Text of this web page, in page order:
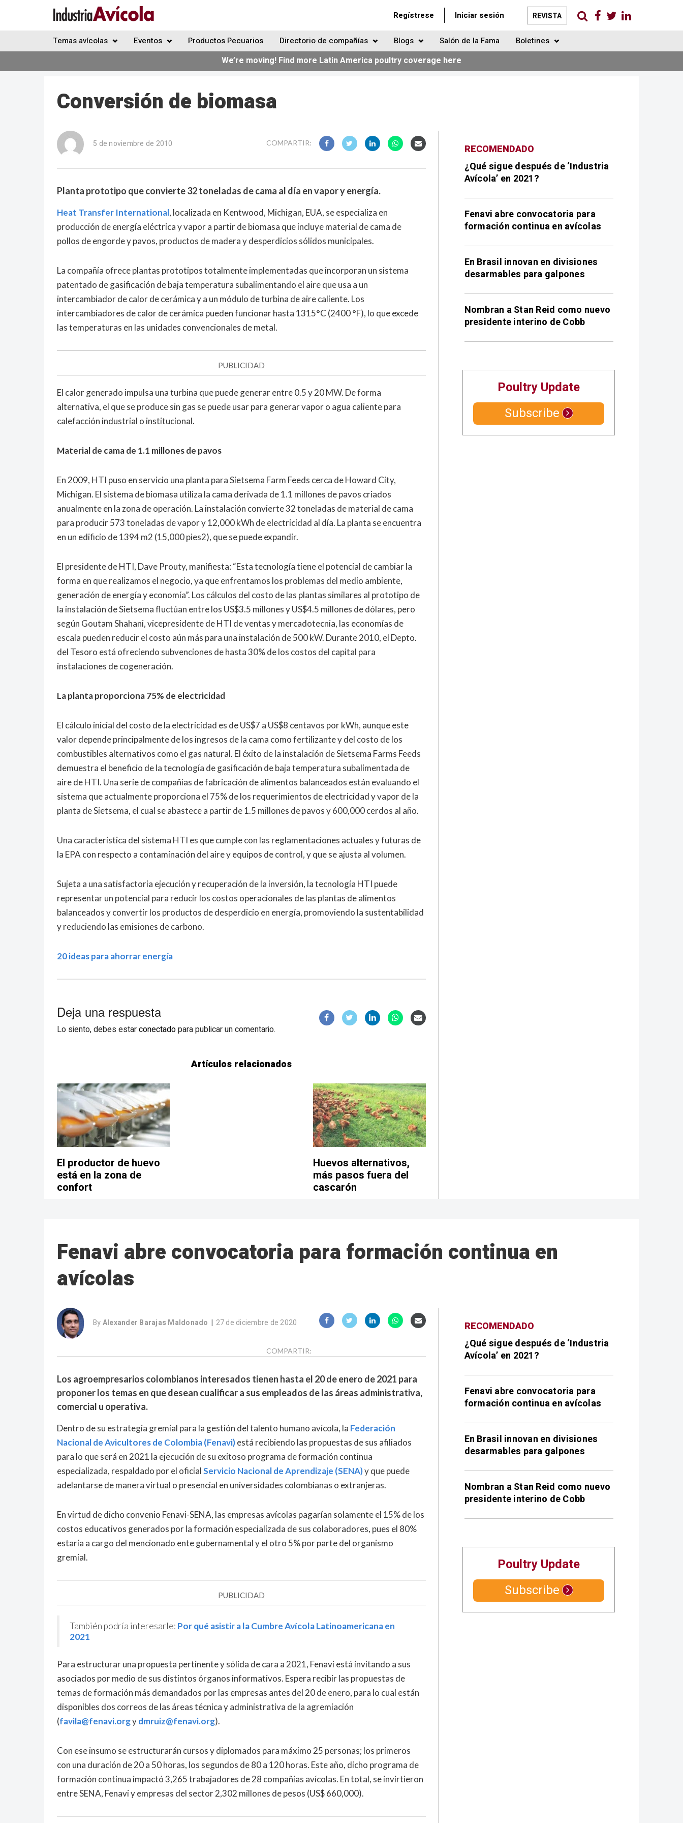
REVISTA
Regístrese Iniciar sesión
Temas avícolas Eventos Productos Pecuarios Directorio de compañías Blogs Salón de la Fama Boletines
We’re moving! Find more Latin America poultry coverage here
Conversión de biomasa
5 de noviembre de 2010 COMPARTIR:
Planta prototipo que convierte 32 toneladas de cama al día en vapor y energía.
Heat Transfer International, localizada en Kentwood, Michigan, EUA, se especializa en
producción de energía eléctrica y vapor a partir de biomasa que incluye material de cama de
pollos de engorde y pavos, productos de madera y desperdicios sólidos municipales.
La compañía ofrece plantas prototipos totalmente implementadas que incorporan un sistema
patentado de gasificación de baja temperatura subalimentando el aire que usa a un
intercambiador de calor de cerámica y a un módulo de turbina de aire caliente. Los
intercambiadores de calor de cerámica pueden funcionar hasta 1315°C (2400 °F), lo que excede
las temperaturas en las unidades convencionales de metal.
PUBLICIDAD
El calor generado impulsa una turbina que puede generar entre 0.5 y 20 MW. De forma
alternativa, el que se produce sin gas se puede usar para generar vapor o agua caliente para
calefacción industrial o institucional.
Material de cama de 1.1 millones de pavos
En 2009, HTI puso en servicio una planta para Sietsema Farm Feeds cerca de Howard City,
Michigan. El sistema de biomasa utiliza la cama derivada de 1.1 millones de pavos criados
anualmente en la zona de operación. La instalación convierte 32 toneladas de material de cama
para producir 573 toneladas de vapor y 12,000 kWh de electricidad al día. La planta se encuentra
en un edificio de 1394 m2 (15,000 pies2), que se puede expandir.
El presidente de HTI, Dave Prouty, manifiesta: “Esta tecnología tiene el potencial de cambiar la
forma en que realizamos el negocio, ya que enfrentamos los problemas del medio ambiente,
generación de energía y economía”. Los cálculos del costo de las plantas similares al prototipo de
la instalación de Sietsema fluctúan entre los US$3.5 millones y US$4.5 millones de dólares, pero
según Goutam Shahani, vicepresidente de HTI de ventas y mercadotecnia, las economías de
escala pueden reducir el costo aún más para una instalación de 500 kW. Durante 2010, el Depto.
del Tesoro está ofreciendo subvenciones de hasta 30% de los costos del capital para
instalaciones de cogeneración.
La planta proporciona 75% de electricidad
El cálculo inicial del costo de la electricidad es de US$7 a US$8 centavos por kWh, aunque este
valor depende principalmente de los ingresos de la cama como fertilizante y del costo de los
combustibles alternativos como el gas natural. El éxito de la instalación de Sietsema Farms Feeds
demuestra el beneficio de la tecnología de gasificación de baja temperatura subalimentada de
aire de HTI. Una serie de compañías de fabricación de alimentos balanceados están evaluando el
sistema que actualmente proporciona el 75% de los requerimientos de electricidad y vapor de la
planta de Sietsema, el cual se abastece a partir de 1.5 millones de pavos y 600,000 cerdos al año.
Una característica del sistema HTI es que cumple con las reglamentaciones actuales y futuras de
la EPA con respecto a contaminación del aire y equipos de control, y que se ajusta al volumen.
Sujeta a una satisfactoria ejecución y recuperación de la inversión, la tecnología HTI puede
representar un potencial para reducir los costos operacionales de las plantas de alimentos
balanceados y convertir los productos de desperdicio en energía, promoviendo la sustentabilidad
y reduciendo las emisiones de carbono.
20 ideas para ahorrar energía
Deja una respuesta
Lo siento, debes estarconectadopara publicar un comentario.
Artículos relacionados
El productor de huevo
está en la zona de
confort
Huevos alternativos,
más pasos fuera del
cascarón
RECOMENDADO
¿Qué sigue después de ‘Industria
Avícola’ en 2021?
Fenavi abre convocatoria para
formación continua en avícolas
En Brasil innovan en divisiones
desarmables para galpones
Nombran a Stan Reid como nuevo
presidente interino de Cobb
Poultry Update
Subscribe
Fenavi abre convocatoria para formación continua en
avícolas
ByAlexander Barajas Maldonado | 27 de diciembre de 2020
COMPARTIR:
Los agroempresarios colombianos interesados tienen hasta el 20 de enero de 2021 para
proponer los temas en que desean cualificar a sus empleados de las áreas administrativa,
comercial u operativa.
Dentro de su estrategia gremial para la gestión del talento humano avícola, la Federación
Nacional de Avicultores de Colombia (Fenavi)está recibiendo las propuestas de sus afiliados
para lo que será en 2021 la ejecución de su exitoso programa de formación continua
especializada, respaldado por el oficialServicio Nacional de Aprendizaje (SENA)y que puede
adelantarse de manera virtual o presencial en universidades colombianas o extranjeras.
En virtud de dicho convenio Fenavi-SENA, las empresas avícolas pagarían solamente el 15% de los
costos educativos generados por la formación especializada de sus colaboradores, pues el 80%
estaría a cargo del mencionado ente gubernamental y el otro 5% por parte del organismo
gremial.
PUBLICIDAD
También podría interesarle: Por qué asistir a la Cumbre Avícola Latinoamericana en
2021
Para estructurar una propuesta pertinente y sólida de cara a 2021, Fenavi está invitando a sus
asociados por medio de sus distintos órganos informativos. Espera recibir las propuestas de
temas de formación más demandados por las empresas antes del 20 de enero, para lo cual están
disponibles dos correos de las áreas técnica y administrativa de la agremiación
(favila@fenavi.orgydmruiz@fenavi.org).
Con ese insumo se estructurarán cursos y diplomados para máximo 25 personas; los primeros
con una duración de 20 a 50 horas, los segundos de 80 a 120 horas. Este año, dicho programa de
formación continua impactó 3,265 trabajadores de 28 compañías avícolas. En total, se invirtieron
entre SENA, Fenavi y empresas del sector 2,302 millones de pesos (US$ 660,000).
RECOMENDADO
¿Qué sigue después de ‘Industria
Avícola’ en 2021?
Fenavi abre convocatoria para
formación continua en avícolas
En Brasil innovan en divisiones
desarmables para galpones
Nombran a Stan Reid como nuevo
presidente interino de Cobb
Poultry Update
Subscribe